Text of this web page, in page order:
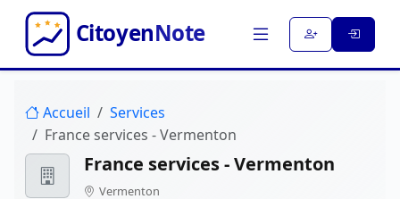
Accueil
Services
France services - Vermenton
France services - Vermenton
Vermenton